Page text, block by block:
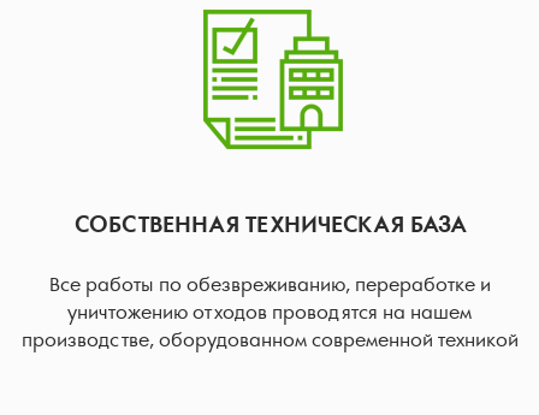
СОБСТВЕННАЯ ТЕХНИЧЕСКАЯ БАЗА
Все работы по обезвреживанию, переработке и
уничтожению отходов проводятся на нашем
производстве, оборудованном современной техникой